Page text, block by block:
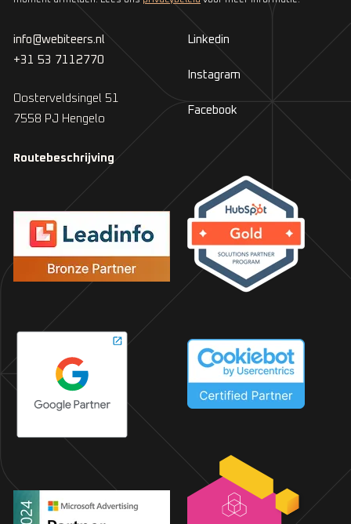
info@webiteers.nl
+31 53 7112770
Oosterveldsingel 51
7558 PJ Hengelo
Routebeschrijving
Linkedin
Instagram
Facebook